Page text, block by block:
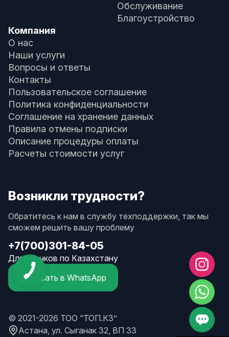
Обслуживание
Благоустройство
Компания
О нас
Наши услуги
Вопросы и ответы
Контакты
Пользовательское соглашение
Политика конфиденциальности
Соглашение на хранение данных
Правила отмены подписки
Описание процедуры оплаты
Расчеты стоимости услуг
Возникли трудности?
Обратитесь к нам в службу техподдержки, так мы
сможем решить вашу проблему
+7(700)301-84-05
Для звонков по Казахстану
Написать в WhatsApp
© 2021-2026 ТОО “ТОП.КЗ”
Астана, ул. Сыганак 32, ВП 33